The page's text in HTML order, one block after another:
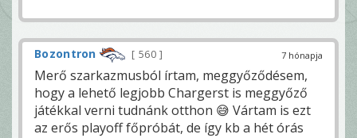
7 hónapja
Bozontron 560
Merő szarkazmusból írtam, meggyőződésem,
hogy a lehető legjobb Chargerst is meggyőző
játékkal verni tudnánk otthon 😅 Vártam is ezt
az erős playoff főpróbát, de így kb a hét órás